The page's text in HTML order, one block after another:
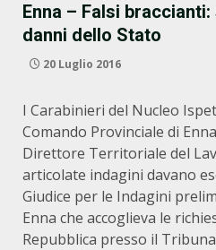
Enna – Falsi
danni dello Stato
20 Luglio 2016
I Carabinieri del Nucleo
Comando Provinciale di
Direttore Territoriale del
articolate indagini davano
Giudice per le Indagini
Enna che accoglieva le
Repubblica presso il